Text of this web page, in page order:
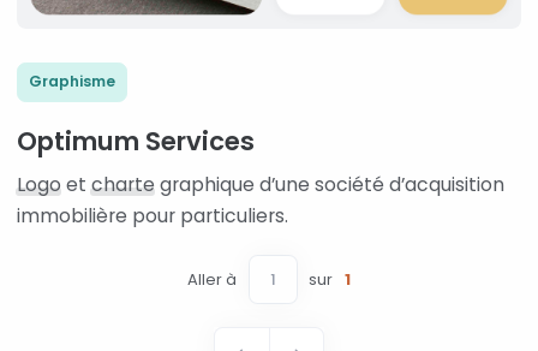
Graphisme
Optimum Services
Logoetchartegraphique d’une société d’acquisition
immobilière pour particuliers.
Aller à sur 1